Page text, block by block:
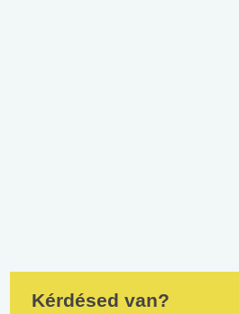
Kérdésed van?